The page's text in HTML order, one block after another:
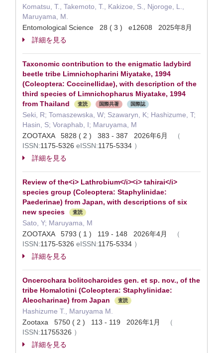
Komatsu, T., Takemoto, T., Kakizoe, S., Njoroge, L.,
Maruyama, M.
Entomological Science 28 ( 3 ) e12608 2025年8月
詳細を見る
Taxonomic contribution to the enigmatic ladybird
beetle tribe Limnichopharini Miyatake, 1994
(Coleoptera: Coccinellidae), with description of the
third species of Limnichopharus Miyatake, 1994
from Thailand
査読 国際共著 国際誌
Seki, R; Tomaszewska, W; Szawaryn, K; Hashizume, T;
Hasin, S; Voraphab, I; Maruyama, M
ZOOTAXA 5828 ( 2 ) 383 - 387 2026年6月
（
ISSN:1175-5326 eISSN:1175-5334 ）
詳細を見る
Review of the<i> Lathrobium</i><i> tahirai</i>
species group (Coleoptera: Staphylinidae:
Paederinae) from Japan, with descriptions of six
new species
査読
Sato, Y; Maruyama, M
ZOOTAXA 5793 ( 1 ) 119 - 148 2026年4月
（
ISSN:1175-5326 eISSN:1175-5334 ）
詳細を見る
Oncerochara bolitocharoides gen. et sp. nov., of the
tribe Homalotini (Coleoptera: Staphylinidae:
Aleocharinae) from Japan
査読
Hashizume T., Maruyama M.
Zootaxa 5750 ( 2 ) 113 - 119 2026年1月
（
ISSN:11755326 ）
詳細を見る